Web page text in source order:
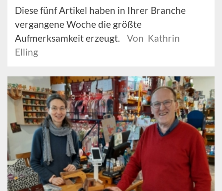
Diese fünf Artikel haben in Ihrer Branche
vergangene Woche die größte
Aufmerksamkeit erzeugt.
Von Kathrin
Elling